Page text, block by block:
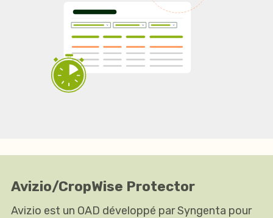
Avizio/CropWise Protector
Avizio est un OAD développé par Syngenta pour